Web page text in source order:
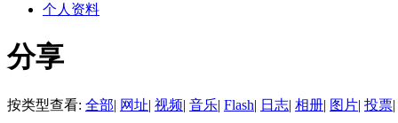
个人资料
分享
按类型查看: 全部| 网址| 视频| 音乐| Flash| 日志| 相册| 图片| 投票|